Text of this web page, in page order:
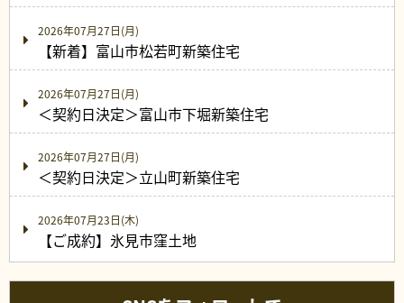
2026年07月27日(月)
【新着】富山市松若町新築住宅
2026年07月27日(月)
＜契約日決定＞富山市下堀新築住宅
2026年07月27日(月)
＜契約日決定＞立山町新築住宅
2026年07月23日(木)
【ご成約】氷見市窪土地